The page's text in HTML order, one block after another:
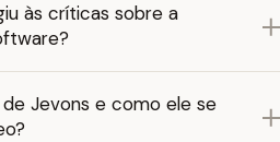
às críticas sobre a
Jevons e como ele se